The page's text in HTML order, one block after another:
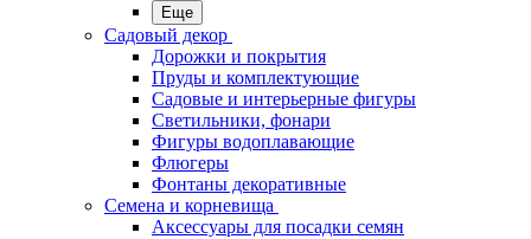
Еще
Садовый декор
Дорожки и покрытия
Пруды и комплектующие
Садовые и интерьерные фигуры
Светильники, фонари
Фигуры водоплавающие
Флюгеры
Фонтаны декоративные
Семена и корневища
Аксессуары для посадки семян